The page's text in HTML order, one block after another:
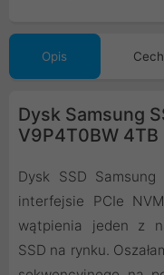
Opis
Dysk Samsung
V9P4T0BW 4TB
Dysk SSD
interfejsie PCIe
wątpienia jeden z
SSD na rynku.